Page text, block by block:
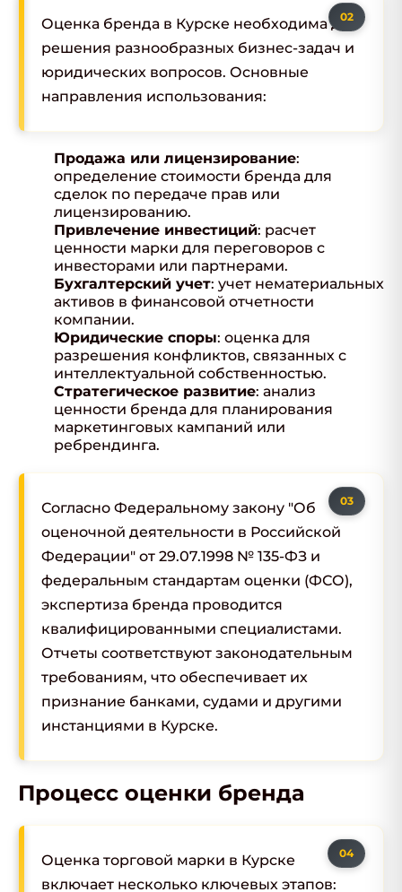
Оценка бренда в Курске необходима для
решения разнообразных бизнес-задач и
юридических вопросов. Основные
направления использования:
Продажа или лицензирование:
определение стоимости бренда для
сделок по передаче прав или
лицензированию.
Привлечение инвестиций: расчет
ценности марки для переговоров с
инвесторами или партнерами.
Бухгалтерский учет: учет нематериальных
активов в финансовой отчетности
компании.
Юридические споры: оценка для
разрешения конфликтов, связанных с
интеллектуальной собственностью.
Стратегическое развитие: анализ
ценности бренда для планирования
маркетинговых кампаний или
ребрендинга.
Согласно Федеральному закону "Об
оценочной деятельности в Российской
Федерации" от 29.07.1998 № 135-ФЗ и
федеральным стандартам оценки (ФСО),
экспертиза бренда проводится
квалифицированными специалистами.
Отчеты соответствуют законодательным
требованиям, что обеспечивает их
признание банками, судами и другими
инстанциями в Курске.
Процесс оценки бренда
Оценка торговой марки в Курске
включает несколько ключевых этапов: